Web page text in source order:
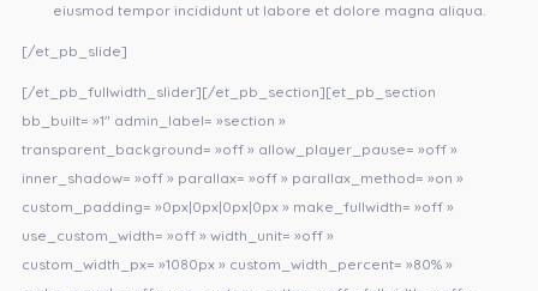
eiusmod tempor incididunt ut labore et dolore magna aliqua.
[/et_pb_slide]
[/et_pb_fullwidth_slider][/et_pb_section][et_pb_section
bb_built= »1″ admin_label= »section »
transparent_background= »off » allow_player_pause= »off »
inner_shadow= »off » parallax= »off » parallax_method= »on »
custom_padding= »0px|0px|0px|0px » make_fullwidth= »off »
use_custom_width= »off » width_unit= »off »
custom_width_px= »1080px » custom_width_percent= »80% »